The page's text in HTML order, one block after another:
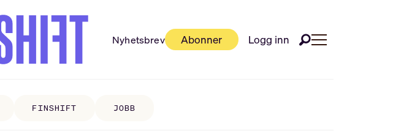
Nyhetsbrev Abonner Logg inn
FINSHIFT JOBB